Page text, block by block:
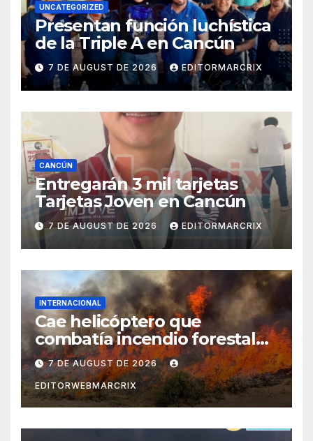
UNCATEGORIZED
Presentan función luchística
de la Triple A en Cancún
7 DE AUGUST DE 2026 EDITORMARCRIX
CANCÚN
Entregarán 3 mil tarjetas
Tarjetas Joven en Cancún
7 DE AUGUST DE 2026 EDITORMARCRIX
INTERNACIONAL
Cae helicóptero que
combatía incendio forestal
en Utah
7 DE AUGUST DE 2026
EDITORWEBMARCRIX